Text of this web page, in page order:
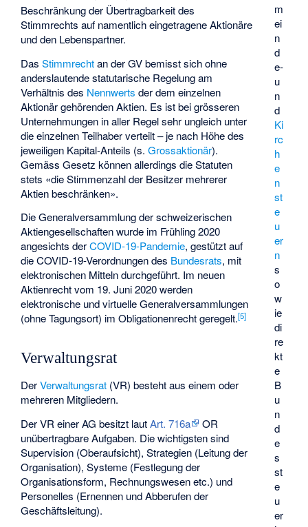
m
ei
n
d
e-
u
n
d
Ki
rc
h
e
n
st
e
u
er
n
s
o
w
ie
di
re
kt
e
B
u
n
d
e
s
st
e
u
er
Beschränkung der Übertragbarkeit des
Stimmrechts auf namentlich eingetragene Aktionäre
und den Lebenspartner.
DasStimmrechtan der GV bemisst sich ohne
anderslautende statutarische Regelung am
Verhältnis des Nennwerts der dem einzelnen
Aktionär gehörenden Aktien. Es ist bei grösseren
Unternehmungen in aller Regel sehr ungleich unter
die einzelnen Teilhaber verteilt – je nach Höhe des
jeweiligen Kapital-Anteils (s.Grossaktionär).
Gemäss Gesetz können allerdings die Statuten
stets «die Stimmenzahl der Besitzer mehrerer
Aktien beschränken».
Die Generalversammlung der schweizerischen
Aktiengesellschaften wurde im Frühling 2020
angesichts derCOVID-19-Pandemie, gestützt auf
die COVID-19-Verordnungen des Bundesrats, mit
elektronischen Mitteln durchgeführt. Im neuen
Aktienrecht vom 19. Juni 2020 werden
elektronische und virtuelle Generalversammlungen
(ohne Tagungsort) im Obligationenrecht geregelt.[5]
Verwaltungsrat
DerVerwaltungsrat (VR) besteht aus einem oder
mehreren Mitgliedern.
Der VR einer AG besitzt lautArt. 716a
OR
unübertragbare Aufgaben. Die wichtigsten sind
Supervision (Oberaufsicht), Strategien (Leitung der
Organisation), Systeme (Festlegung der
Organisationsform, Rechnungswesen etc.) und
Personelles (Ernennen und Abberufen der
Geschäftsleitung).